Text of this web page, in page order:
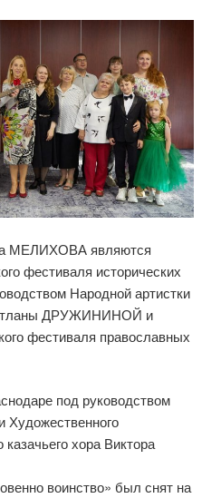
МЕЛИХОВА являются
фестиваля исторических
Народной артистки
ДРУЖИНИНОЙ и
фестиваля православных
под руководством
Художественного
хора Виктора
воинство» был снят на